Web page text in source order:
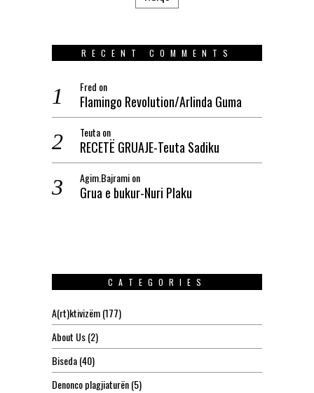
RECENT COMMENTS
Fred on
Flamingo Revolution/Arlinda Guma
Teutaon
RECETË GRUAJE-Teuta Sadiku
Agim.Bajramion
Grua e bukur-Nuri Plaku
CATEGORIES
A(rt)ktivizëm(177)
About Us(2)
Biseda(40)
Denonco plagjiaturën(5)